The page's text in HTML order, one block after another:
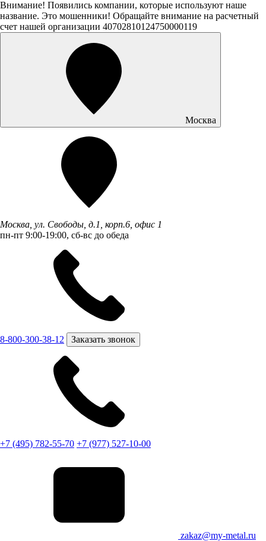
Внимание! Появились компании, которые используют наше
название. Это мошенники! Обращайте внимание на расчетный
счет нашей организации 40702810124750000119
Москва
Москва, ул. Свободы, д.1, корп.6, офис 1
пн-пт 9:00-19:00, сб-вс до обеда
8-800-300-38-12 Заказать звонок
+7 (495) 782-55-70 +7 (977) 527-10-00
zakaz@my-metal.ru